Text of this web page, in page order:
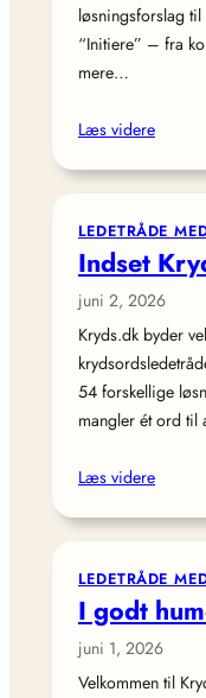
løsningsforslag
“Initiere” – fra
mere…
Læs videre
LEDETRÅDE
Indset
juni 2, 2026
Kryds.dk byder
54 forskellige
mangler ét ord til
Læs videre
LEDETRÅDE
I godt
juni 1, 2026
Velkommen til